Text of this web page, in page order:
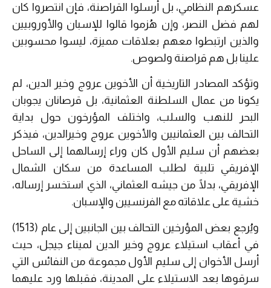
عسكرهم النظامي، بل أرسلوا القراصنة، فإن انتصروا كان
لهم فضل النصر، وإن هُزموا قالوا للإسبان والأوروبيين
والذين ارتبطوا معهم بعلاقات مميزة، ليسوا محسوبين
علينا بل هم قراصنة ولصوص.
وتؤكد المصادر التاريخية أن الأخوين عروج وخير الدين، لم
يكونا من عمال السلطنة العثمانية، بل قرصانان يجوبان
البحر للنهب والسلب، واختلف المؤرخون حول بداية
التحالف بين العثمانيين والأخوين عروج وخيرالدين، فيذكر
بعضهم أن سليم الأول كان وراء إرسالهما إلى الساحل
الإفريقي تلبية لطلب المساعدة من سكان الشمال
الإفريقي، بدلًا من جيشه العثماني، الذي استخسر إرساله،
خشية على علاقاته مع الفرنسيين والإسبان.
ويُرجع بعض المؤرخين التحالف بين الجانبين إلى عام (1513)
في أعقاب استيلاء عروج وخير الدين لميناء جيجل، حيث
أرسل الأخوان إلى سليم الأول مجموعة من النفائس التي
سرقوها بعد الاستيلاء على المدينة، فقبلها ورد عليهما